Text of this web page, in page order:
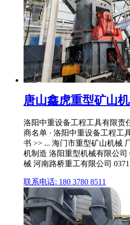
唐山鑫虎重型矿山
洛阳中重设备工程工具有限责
商名单 · 洛阳中重设备工程工
书 >> ... 海门市重型矿山机械
机制造 洛阳重型机械有限公司
械 河南路桥重工有限公司 0371
联系电话: 180 3780 8511